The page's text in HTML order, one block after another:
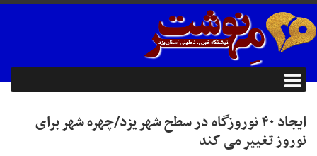
ایجاد ۴۰ نوروزگاه در سطح شهر یزد/چهره شهر برای
نوروز تغییر می کند